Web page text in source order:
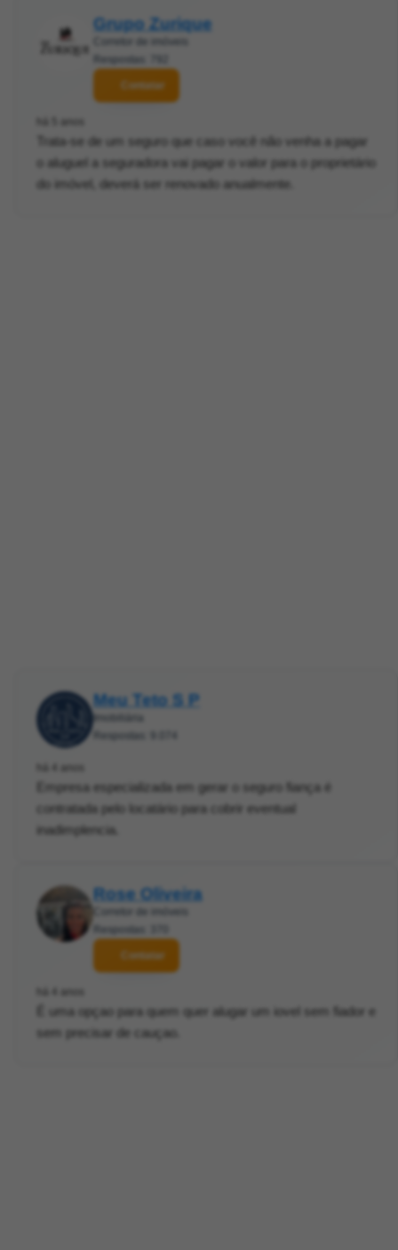
Grupo Zurique
Corretor de imóveis
Respostas: 792
Contatar
há 5 anos
Trata-se de um seguro que caso você não venha a pagar
o aluguel a seguradora vai pagar o valor para o proprietário
do imóvel, deverá ser renovado anualmente.
Meu Teto S P
Imobiliária
Respostas: 9.074
há 4 anos
Empresa especializada em gerar o seguro fiança é
contratada pelo locatário para cobrir eventual
inadimplencia.
Rose Oliveira
Corretor de imóveis
Respostas: 370
Contatar
há 4 anos
É uma opçao para quem quer alugar um iovel sem fiador e
sem precisar de cauçao.